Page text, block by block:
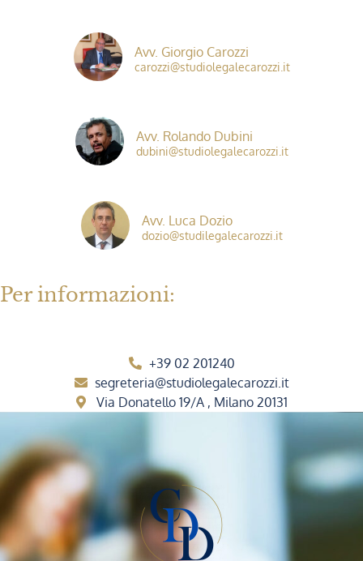
Avv. Giorgio Carozzi
carozzi@studiolegalecarozzi.it
Avv. Rolando Dubini
dubini@studiolegalecarozzi.it
Avv. Luca Dozio
dozio@studilegalecarozzi.it
Per informazioni:
+39 02 201240
segreteria@studiolegalecarozzi.it
Via Donatello 19/A , Milano 20131